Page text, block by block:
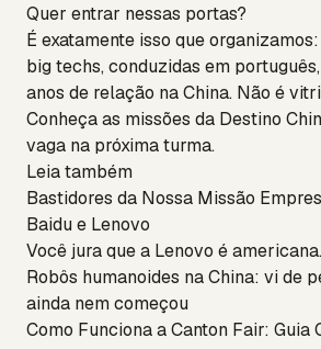
Quer entrar nessas portas?
É exatamente isso que
big techs, conduzidas em
anos de relação na China. Não é
Conheça as missões da Destino
vaga na próxima turma.
Leia também
Bastidores da Nossa Missão
Baidu e Lenovo
Você jura que a Lenovo é
Robôs humanoides na China: vi de
ainda nem começou
Como Funciona a Canton Fair: Guia